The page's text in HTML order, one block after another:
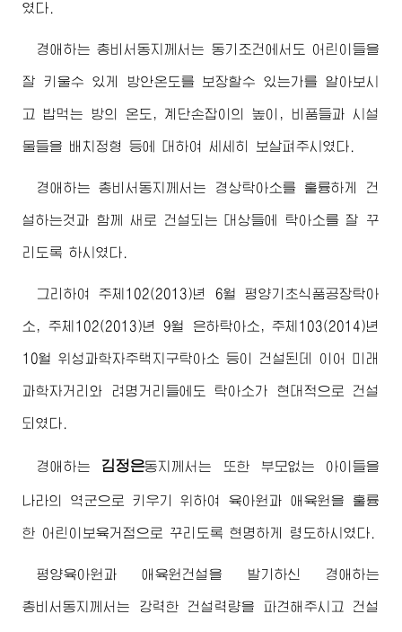
였다.
경애하는 총비서동지 께서는 동기조건에서도 어린이들을
잘 키울수 있게 방안온도를 보장할수 있는가를 알아보시
고 밥먹는 방의 온도, 계단손잡이의 높이, 비품들과 시설
물들을 배치정형 등에 대하여 세세히 보살펴주시였다.
경애하는 총비서동지 께서는 경상탁아소를 훌륭하게 건
설하는것과 함께 새로 건설되는 대상들에 탁아소를 잘 꾸
리도록 하시였다.
그리하여 주체102(2013)년 6월 평양기초식품공장탁아
소, 주체102(2013)년 9월 은하탁아소, 주체103(2014)년
10월 위성과학자주택지구탁아소 등이 건설된데 이어 미래
과학자거리와 려명거리들에도 탁아소가 현대적으로 건설
되였다.
경애하는 김정은동지 께서는 또한 부모없는 아이들을
나라의 역군으로 키우기 위하여 육아원과 애육원을 훌륭
한 어린이보육거점으로 꾸리도록 현명하게 령도하시였다.
평양육아원과 애육원건설을 발기하신 경애하는
총비서동지 께서는 강력한 건설력량을 파견해주시고 건설